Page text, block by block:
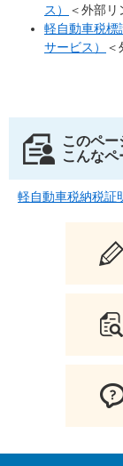
ス）
＜外部リ
軽自動車税標
サービス）
＜
このペ
こんな
軽自動車税納税証